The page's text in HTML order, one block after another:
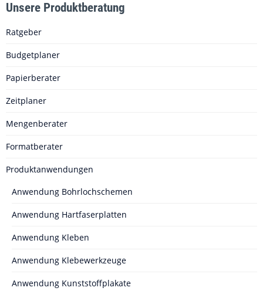
Unsere Produktberatung
Ratgeber
Budgetplaner
Papierberater
Zeitplaner
Mengenberater
Formatberater
Produktanwendungen
Anwendung Bohrlochschemen
Anwendung Hartfaserplatten
Anwendung Kleben
Anwendung Klebewerkzeuge
Anwendung Kunststoffplakate